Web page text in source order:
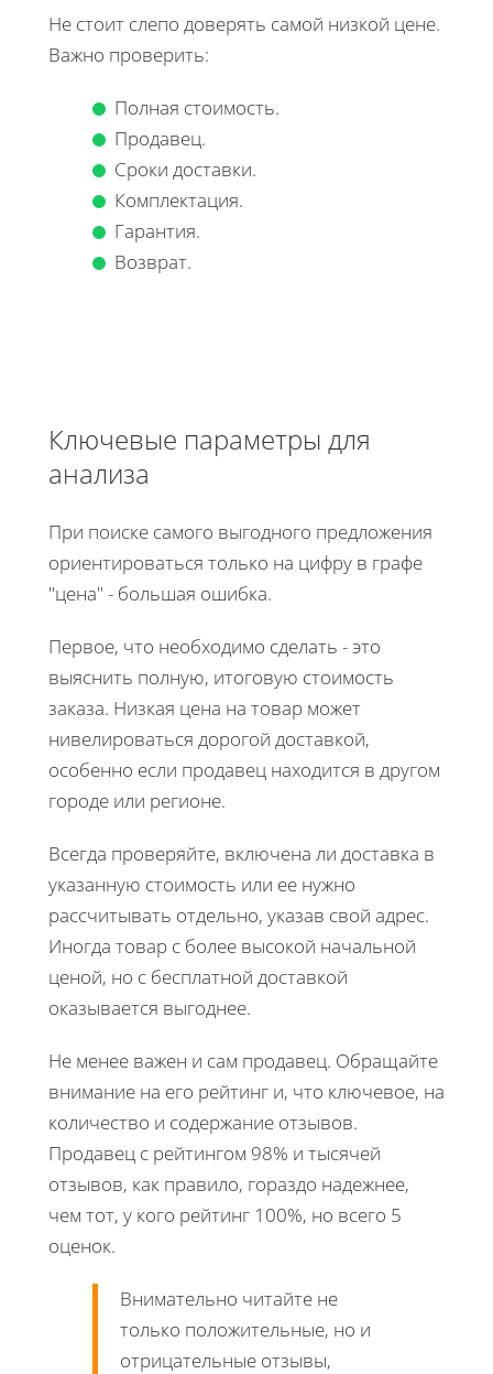
Не стоит слепо доверять самой низкой цене.
Важно проверить:
Полная стоимость.
Продавец.
Сроки доставки.
Комплектация.
Гарантия.
Возврат.
Ключевые параметры для
анализа
При поиске самого выгодного предложения
ориентироваться только на цифру в графе
"цена" - большая ошибка.
Первое, что необходимо сделать - это
выяснить полную, итоговую стоимость
заказа. Низкая цена на товар может
нивелироваться дорогой доставкой,
особенно если продавец находится в другом
городе или регионе.
Всегда проверяйте, включена ли доставка в
указанную стоимость или ее нужно
рассчитывать отдельно, указав свой адрес.
Иногда товар с более высокой начальной
ценой, но с бесплатной доставкой
оказывается выгоднее.
Не менее важен и сам продавец. Обращайте
внимание на его рейтинг и, что ключевое, на
количество и содержание отзывов.
Продавец с рейтингом 98% и тысячей
отзывов, как правило, гораздо надежнее,
чем тот, у кого рейтинг 100%, но всего 5
оценок.
Внимательно читайте не
только положительные, но и
отрицательные отзывы,